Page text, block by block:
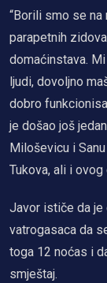
“Borili smo se na
parapetnih
domaćinstava.
ljudi, dovoljno
dobro
je došao još
Miloševicu i
Tukova, ali i ovog
Javor ističe da je
vatrogasaca da
toga 12 noćas i
smještaj.